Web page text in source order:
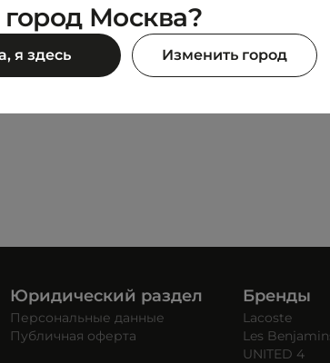
TIMBERLAND
HERITAGE
Юридический раздел
Персональные данные
Публичная оферта
Бренды
Lacoste
Les
UNITED 4
Москва?
я здесь Изменить город